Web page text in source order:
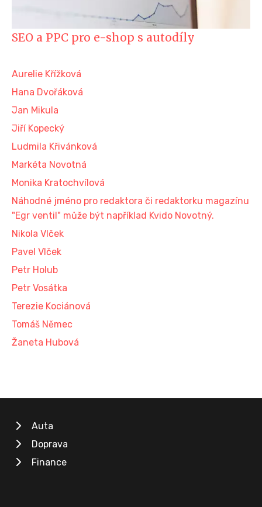
SEO a PPC pro e-shop s autodíly
Aurelie Křížková
Hana Dvořáková
Jan Mikula
Jiří Kopecký
Ludmila Křivánková
Markéta Novotná
Monika Kratochvílová
Náhodné jméno pro redaktora či redaktorku magazínu
"Egr ventil" může být například Kvido Novotný.
Nikola Vlček
Pavel Vlček
Petr Holub
Petr Vosátka
Terezie Kociánová
Tomáš Němec
Žaneta Hubová
Auta
Doprava
Finance